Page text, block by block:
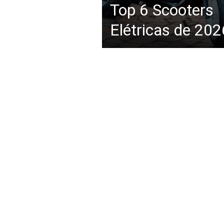
Top 6 Scooters
Elétricas de